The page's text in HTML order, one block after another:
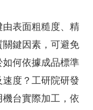
表面粗糙度、精
鍵因素，可避免
何依據成品標準
度？工研院研發
台實際加工，依